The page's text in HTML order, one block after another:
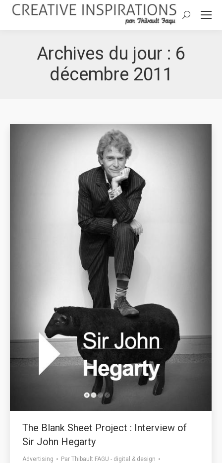
Search:
Archives du jour : 6
décembre 2011
The Blank Sheet Project : Interview of
Sir John Hegarty
Advertising Par Thibault FAGU - digital & design